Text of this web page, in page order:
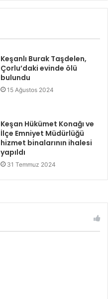
Keşanlı Burak Taşdelen,
Çorlu’daki evinde ölü
bulundu
15 Ağustos 2024
Keşan Hükümet Konağı ve
İlçe Emniyet Müdürlüğü
hizmet binalarının ihalesi
yapıldı
31 Temmuz 2024